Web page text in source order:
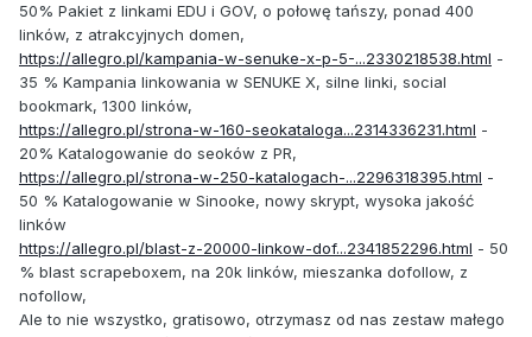
50% Pakiet z linkami EDU i GOV, o połowę tańszy, ponad 400
linków, z atrakcyjnych domen,
https://allegro.pl/kampania-w-senuke-x-p-5-...2330218538.html -
35 % Kampania linkowania w SENUKE X, silne linki, social
bookmark, 1300 linków,
https://allegro.pl/strona-w-160-seokataloga...2314336231.html -
20% Katalogowanie do seoków z PR,
https://allegro.pl/strona-w-250-katalogach-...2296318395.html -
50 % Katalogowanie w Sinooke, nowy skrypt, wysoka jakość
linków
https://allegro.pl/blast-z-20000-linkow-dof...2341852296.html - 50
% blast scrapeboxem, na 20k linków, mieszanka dofollow, z
nofollow,
Ale to nie wszystko, gratisowo, otrzymasz od nas zestaw małego